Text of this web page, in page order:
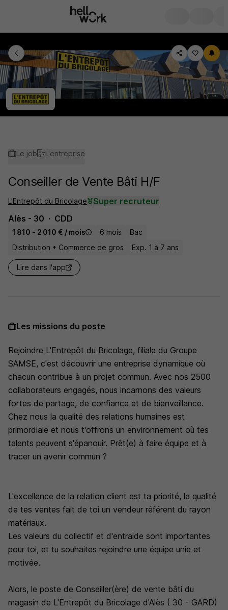
Le job L'entreprise
Conseiller de Vente Bâti H/F
L'Entrepôt du Bricolage
Super recruteur
Alès - 30
CDD
1 810 - 2 010 € / mois 6 mois
Bac
Distribution • Commerce de gros
Exp. 1 à 7 ans
Lire dans l'app
Les missions du poste
Rejoindre L'Entrepôt du Bricolage, filiale du Groupe
SAMSE, c'est découvrir une entreprise dynamique où
chacun contribue à un projet commun. Avec nos 2500
collaborateurs engagés, nous incarnons des valeurs
fortes de partage, de confiance et de bienveillance.
Chez nous la qualité des relations humaines est
primordiale et nous t'offrons un environnement où tes
talents peuvent s'épanouir. Prêt(e) à faire équipe et à
tracer un avenir commun ?
L'excellence de la relation client est ta priorité, la qualité
de tes ventes fait de toi un vendeur référent du rayon
matériaux.
Les valeurs du collectif et d'entraide sont importantes
pour toi, et tu souhaites rejoindre une équipe unie et
motivée.
Alors, le poste de Conseiller(ère) de vente bâti du
magasin de L'Entrepôt du Bricolage d'Alès ( 30 - GARD)